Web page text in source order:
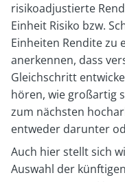
risikoadjustierte
Einheit Risiko bzw.
Einheiten Rendite zu
anerkennen, dass
Gleichschritt
hören, wie großartig
zum nächsten
entweder darunter
Auch hier stellt sich
Auswahl der